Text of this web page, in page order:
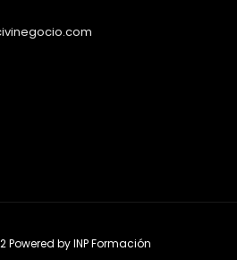
Powered byINP Formación